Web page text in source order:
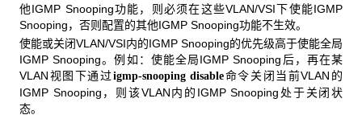
他IGMP Snooping功能，则必须在这些VLAN/VSI下使能IGMP
Snooping，否则配置的其他IGMP Snooping功能不生效。
使能或关闭VLAN/VSI内的IGMP Snooping的优先级高于使能全局
IGMP Snooping。例如：使能全局IGMP Snooping后，再在某
VLAN视图下通过 igmp-snooping disable命令关闭当前VLAN的
IGMP Snooping，则该VLAN内的IGMP Snooping处于关闭状
态。